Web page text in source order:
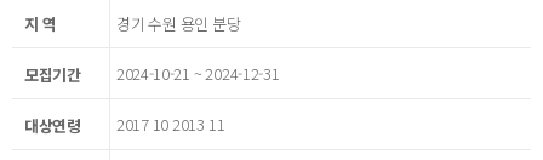
지 역 경기 수원 용인 분당
모집기간 2024-10-21 ~ 2024-12-31
대상연령 2017 10 2013 11